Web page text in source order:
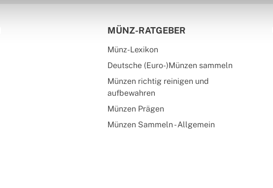
MÜNZ-RATGEBER
Münz-Lexikon
Deutsche (Euro-)Münzen sammeln
Münzen richtig reinigen und
aufbewahren
Münzen Prägen
Münzen Sammeln - Allgemein